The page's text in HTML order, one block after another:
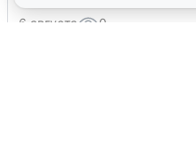
6 августа 0